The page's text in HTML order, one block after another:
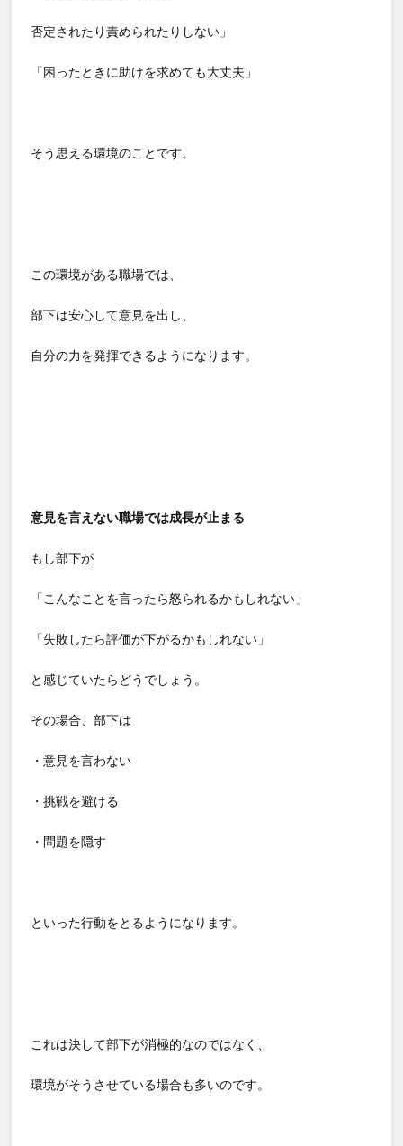
否定されたり責められたりしない」
「困ったときに助けを求めても大丈夫」
そう思える環境のことです。
この環境がある職場では、
部下は安心して意見を出し、
自分の力を発揮できるようになります。
意見を言えない職場では成長が止まる
もし部下が
「こんなことを言ったら怒られるかもしれない」
「失敗したら評価が下がるかもしれない」
と感じていたらどうでしょう。
その場合、部下は
・意見を言わない
・挑戦を避ける
・問題を隠す
といった行動をとるようになります。
これは決して部下が消極的なのではなく、
環境がそうさせている場合も多いのです。